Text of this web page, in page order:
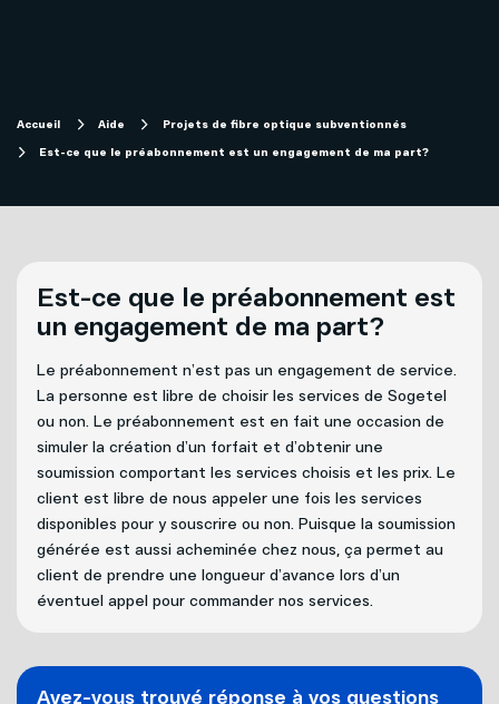
Télévision
Forfaits télévision SOFI
Projets de fibre optique subventionnés
Compte et facturation
Soutien technique
Télévision
Internet
Téléphonie
Affaires
Mon Sogetel
Nouvelles adresses
Projets cellulaires
Accueil Aide
Projets de fibre optique subventionnés
Est-ce que le préabonnement est un engagement de ma part?
Est-ce que le préabonnement est
un engagement de ma part?
Le préabonnement n’est pas un engagement de service.
La personne est libre de choisir les services de Sogetel
ou non. Le préabonnement est en fait une occasion de
simuler la création d’un forfait et d’obtenir une
soumission comportant les services choisis et les prix. Le
client est libre de nous appeler une fois les services
disponibles pour y souscrire ou non. Puisque la soumission
générée est aussi acheminée chez nous, ça permet au
client de prendre une longueur d’avance lors d’un
éventuel appel pour commander nos services.
Avez-vous trouvé réponse à vos questions